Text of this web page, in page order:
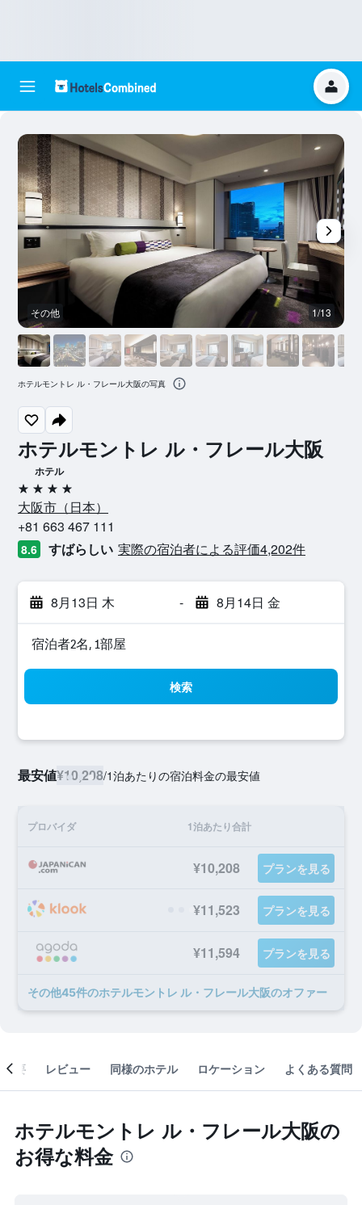
ホテルモントレ ル・フレール大阪
ホテル
4つ星
大阪市​（日本​）​
+81 663 467 111
8.6 すばらしい 実際の宿泊者による評価4,202​件
8月13日 木 - 8月14日 金
宿泊者2名, 1​部屋
検索
最安値¥10,208/1泊あたりの宿泊料金の最安値
プロバイダ 1泊あたり合計
¥10,208 プランを見る
¥11,523 プランを見る
¥11,594 プランを見る
​その他45​件のホテルモントレ ル・フレール大阪のオファー
その他 1/13
ホテルモントレ ル・フレール大阪の写真
概要 レビュー 同様のホテル ロケーション よくある質問
ホテルモントレ ル・フレール大阪の
お得な料金